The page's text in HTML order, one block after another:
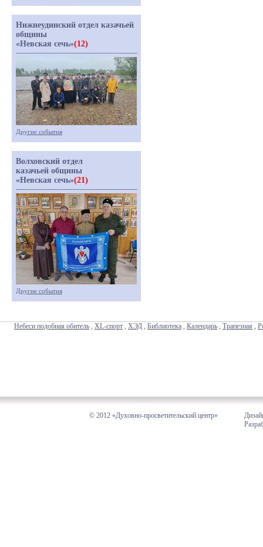
Нижнеудинский отдел казачьей
общины
«Невская сечь»(12)
Другие события
Волховский отдел
казачьей общины
«Невская сечь»(21)
Другие события
Небеси подобная обитель , XL-спорт , ХЭД , Библиотека , Календарь , Трапезная ,
© 2012 «Духовно-просветительский центр»